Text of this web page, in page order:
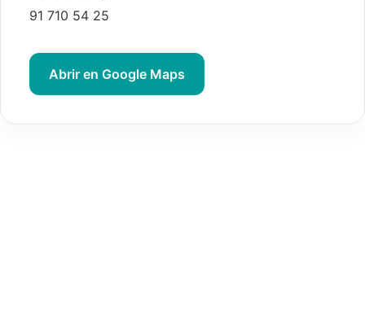
91 710 54 25
Abrir en Google Maps